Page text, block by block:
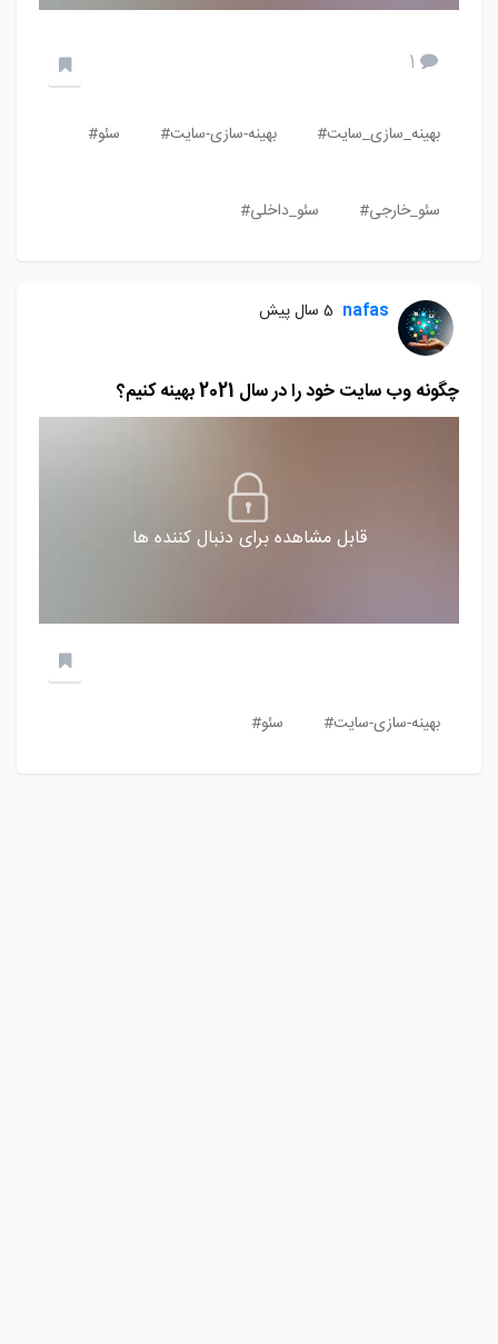
1
بهینه_سازی_سایت# بهینه-سازی-سایت# سئو#
سئو_خارجی# سئو_داخلی#
nafas 5 سال پیش
چگونه وب سایت خود را در سال 2021 بهینه کنیم؟
قابل مشاهده برای دنبال کننده ها
بهینه-سازی-سایت# سئو#